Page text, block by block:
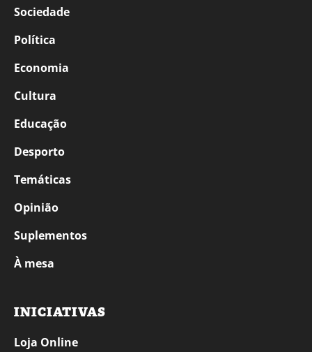
Sociedade
Política
Economia
Cultura
Educação
Desporto
Temáticas
Opinião
Suplementos
À mesa
INICIATIVAS
Loja Online